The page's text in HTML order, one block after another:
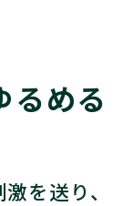
める
を送り、